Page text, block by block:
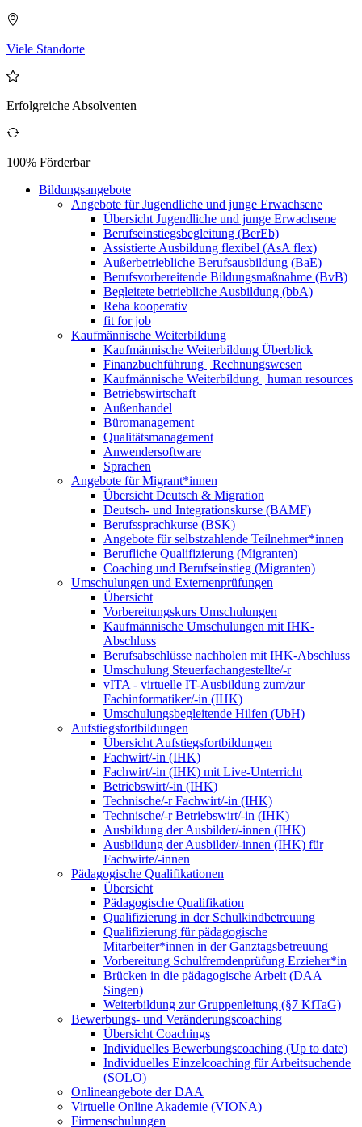
Viele Standorte
Erfolgreiche Absolventen
100% Förderbar
Bildungsangebote
Angebote für Jugendliche und junge Erwachsene
Übersicht Jugendliche und junge Erwachsene
Berufseinstiegsbegleitung (BerEb)
Assistierte Ausbildung flexibel (AsA flex)
Außerbetriebliche Berufsausbildung (BaE)
Berufsvorbereitende Bildungsmaßnahme (BvB)
Begleitete betriebliche Ausbildung (bbA)
Reha kooperativ
fit for job
Kaufmännische Weiterbildung
Kaufmännische Weiterbildung Überblick
Finanzbuchführung | Rechnungswesen
Kaufmännische Weiterbildung | human resources
Betriebswirtschaft
Außenhandel
Büromanagement
Qualitätsmanagement
Anwendersoftware
Sprachen
Angebote für Migrant*innen
Übersicht Deutsch & Migration
Deutsch- und Integrationskurse (BAMF)
Berufssprachkurse (BSK)
Angebote für selbstzahlende Teilnehmer*innen
Berufliche Qualifizierung (Migranten)
Coaching und Berufseinstieg (Migranten)
Umschulungen und Externenprüfungen
Übersicht
Vorbereitungskurs Umschulungen
Kaufmännische Umschulungen mit IHK-
Abschluss
Berufsabschlüsse nachholen mit IHK-Abschluss
Umschulung Steuerfachangestellte/-r
vITA - virtuelle IT-Ausbildung zum/zur
Fachinformatiker/-in (IHK)
Umschulungsbegleitende Hilfen (UbH)
Aufstiegsfortbildungen
Übersicht Aufstiegsfortbildungen
Fachwirt/-in (IHK)
Fachwirt/-in (IHK) mit Live-Unterricht
Betriebswirt/-in (IHK)
Technische/-r Fachwirt/-in (IHK)
Technische/-r Betriebswirt/-in (IHK)
Ausbildung der Ausbilder/-innen (IHK)
Ausbildung der Ausbilder/-innen (IHK) für
Fachwirte/-innen
Pädagogische Qualifikationen
Übersicht
Pädagogische Qualifikation
Qualifizierung in der Schulkindbetreuung
Qualifizierung für pädagogische
Mitarbeiter*innen in der Ganztagsbetreuung
Vorbereitung Schulfremdenprüfung Erzieher*in
Brücken in die pädagogische Arbeit (DAA
Singen)
Weiterbildung zur Gruppenleitung (§7 KiTaG)
Bewerbungs- und Veränderungscoaching
Übersicht Coachings
Individuelles Bewerbungscoaching (Up to date)
Individuelles Einzelcoaching für Arbeitsuchende
(SOLO)
Onlineangebote der DAA
Virtuelle Online Akademie (VIONA)
Firmenschulungen